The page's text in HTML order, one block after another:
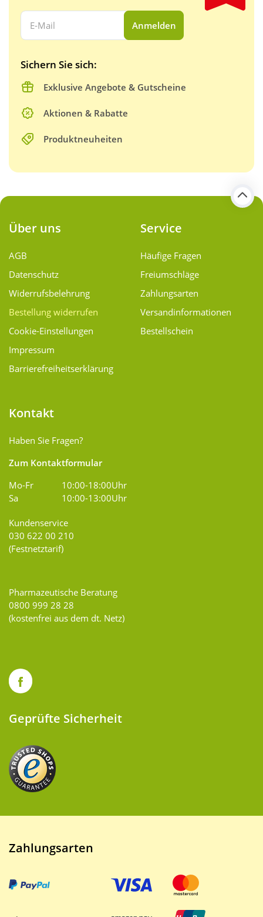
Ihre E-Mail Adresse:
Anmelden
Sichern Sie sich:
Exklusive Angebote & Gutscheine
Aktionen & Rabatte
Produktneuheiten
Über uns
AGB
Datenschutz
Widerrufsbelehrung
Bestellung widerrufen
Cookie-Einstellungen
Impressum
Barrierefreiheitserklärung
Service
Häufige Fragen
Freiumschläge
Zahlungsarten
Versand­informationen
Bestellschein
Kontakt
Haben Sie Fragen?
Zum Kontaktformular
Mo-Fr
10:00-18:00Uhr
Sa
10:00-13:00Uhr
Kundenservice
030 622 00 210
(Festnetztarif)
Pharmazeutische Beratung
0800 999 28 28
(kostenfrei aus dem dt. Netz)
Geprüfte Sicherheit
Zahlungsarten